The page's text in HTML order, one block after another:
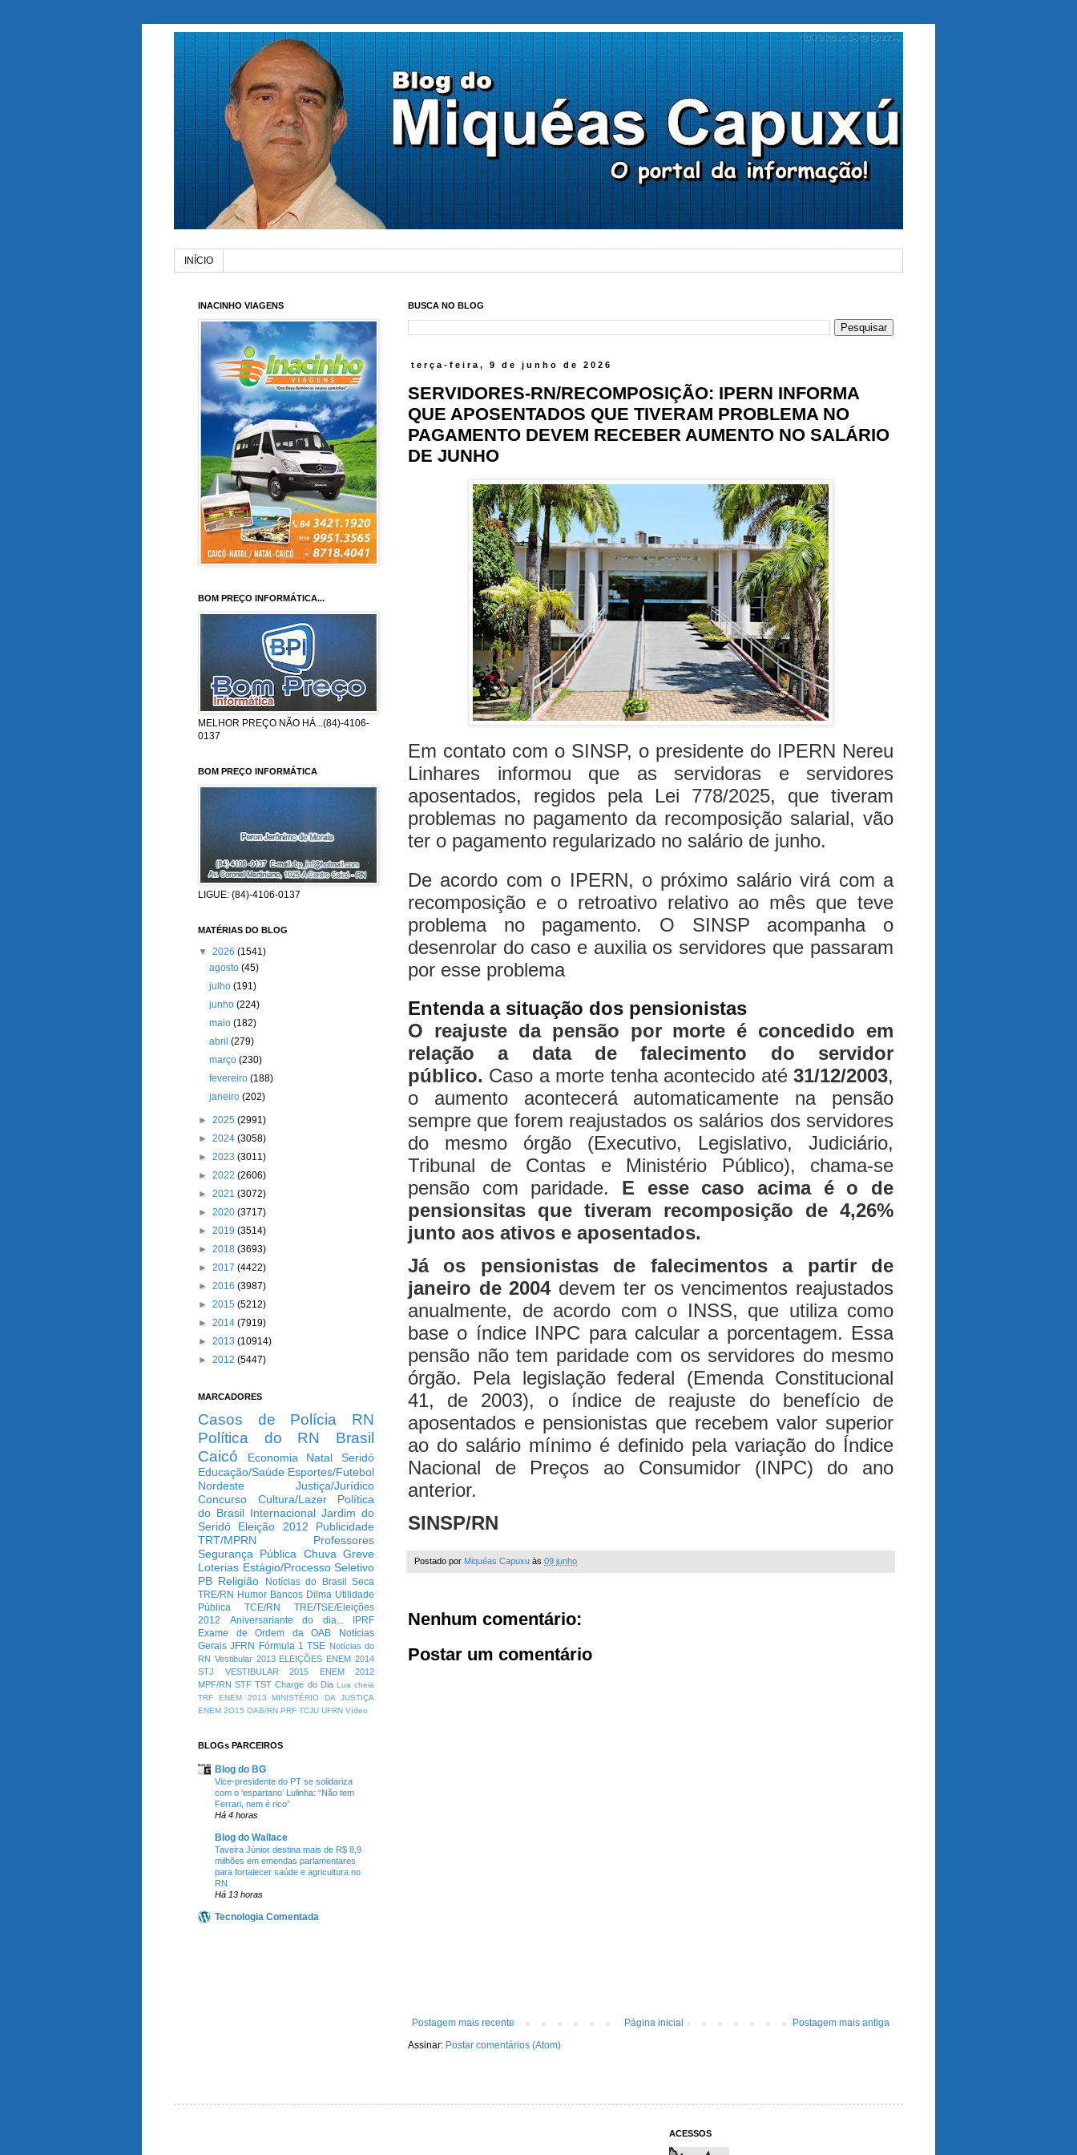
INÍCIO
BUSCA NO BLOG
terça-feira, 9 de junho de 2026
SERVIDORES-RN/RECOMPOSIÇÃO: IPERN INFORMA
QUE APOSENTADOS QUE TIVERAM PROBLEMA NO
PAGAMENTO DEVEM RECEBER AUMENTO NO SALÁRIO
DE JUNHO
Em contato com o SINSP, o presidente do IPERN Nereu
Linhares informou que as servidoras e servidores
aposentados, regidos pela Lei 778/2025, que tiveram
problemas no pagamento da recomposição salarial, vão
ter o pagamento regularizado no salário de junho.
De acordo com o IPERN, o próximo salário virá com a
recomposição e o retroativo relativo ao mês que teve
problema no pagamento. O SINSP acompanha o
desenrolar do caso e auxilia os servidores que passaram
por esse problema
Entenda a situação dos pensionistas
O reajuste da pensão por morte é concedido em
relação a data de falecimento do servidor
público. Caso a morte tenha acontecido até 31/12/2003,
o aumento acontecerá automaticamente na pensão
sempre que forem reajustados os salários dos servidores
do mesmo órgão (Executivo, Legislativo, Judiciário,
Tribunal de Contas e Ministério Público), chama-se
pensão com paridade. E esse caso acima é o de
pensionsitas que tiveram recomposição de 4,26%
junto aos ativos e aposentados.
Já os pensionistas de falecimentos a partir de
janeiro de 2004devem ter os vencimentos reajustados
anualmente, de acordo com o INSS, que utiliza como
base o índice INPC para calcular a porcentagem. Essa
pensão não tem paridade com os servidores do mesmo
órgão. Pela legislação federal (Emenda Constitucional
41, de 2003), o índice de reajuste do benefício de
aposentados e pensionistas que recebem valor superior
ao do salário mínimo é definido pela variação do Índice
Nacional de Preços ao Consumidor (INPC) do ano
anterior.
SINSP/RN
Postado por Miquéas Capuxu às 09 junho
Nenhum comentário:
Postar um comentário
Postagem mais recente Postagem mais antiga
Página inicial
Assinar: Postar comentários (Atom)
INACINHO VIAGENS
BOM PREÇO INFORMÁTICA...
MELHOR PREÇO NÃO HÁ...(84)-4106-
0137
BOM PREÇO INFORMÁTICA
LIGUE: (84)-4106-0137
MATÉRIAS DO BLOG
▼ 2026 (1541)
agosto(45)
julho(191)
junho(224)
maio(182)
abril(279)
março(230)
fevereiro(188)
janeiro(202)
► 2025 (2991)
► 2024 (3058)
► 2023 (3011)
► 2022 (2606)
► 2021 (3072)
► 2020 (3717)
► 2019 (3514)
► 2018 (3693)
► 2017 (4422)
► 2016 (3987)
► 2015 (5212)
► 2014 (7919)
► 2013 (10914)
► 2012 (5447)
MARCADORES
Casos de Polícia
RN
Política do RN
Brasil
Caicó
Economia Natal
Seridó
Educação/Saúde Esportes/Futebol
Nordeste
Justiça/Jurídico
Concurso
Cultura/Lazer
Política
do Brasil Internacional Jardim do
Seridó
Eleição 2012
Publicidade
TRT/MPRN
Professores
Segurança Pública Chuva Greve
Loterias Estágio/Processo Seletivo
PB Religião Notícias do Brasil
Seca
TRE/RN Humor Bancos Dilma Utilidade
Pública
TCE/RN
TRE/TSE/Eleições
2012
Aniversariante do dia...
IPRF
Exame de Ordem da OAB
Notícias
Gerais JFRN Fórmula 1 TSE Notícias do
RN Vestibular 2013 ELEIÇÕES ENEM 2014
STJ
VESTIBULAR 2015
ENEM 2012
MPF/RN STF TST Charge do Dia Lua cheia
TRF
ENEM 2013
MINISTÉRIO DA JUSTIÇA
ENEM 2O15 OAB/RN PRF TCJU UFRN Vídeo
BLOGs PARCEIROS
Blog do BG
Vice-presidente do PT se solidariza
com o ‘espartano’ Lulinha: “Não tem
Ferrari, nem é rico”
Há 4 horas
Blog do Wallace
Taveira Júnior destina mais de R$ 8,9
milhões em emendas parlamentares
para fortalecer saúde e agricultura no
RN
Há 13 horas
Tecnologia Comentada
ACESSOS